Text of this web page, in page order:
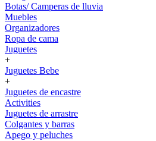
Botas/ Camperas de lluvia
Muebles
Organizadores
Ropa de cama
Juguetes
+
Juguetes Bebe
+
Juguetes de encastre
Activities
Juguetes de arrastre
Colgantes y barras
Apego y peluches